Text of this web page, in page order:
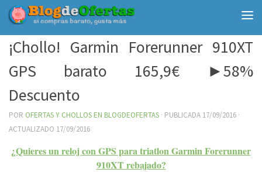
Debajo del contenido
¡Chollo! Garmin Forerunner 910XT
GPS barato 165,9€ ►58%
Descuento
POR OFERTAS Y CHOLLOS EN BLOGDEOFERTAS · PUBLICADA 17/09/2016 ·
ACTUALIZADO 17/09/2016
¿Quieres un reloj con GPS para triatlon Garmin Forerunner
910XT rebajado?